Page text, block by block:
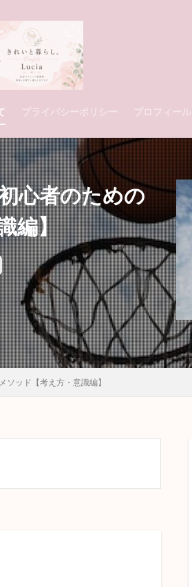
プライバシーポリシー プロフィール
心者のための
編】
ッド【考え方・意識編】